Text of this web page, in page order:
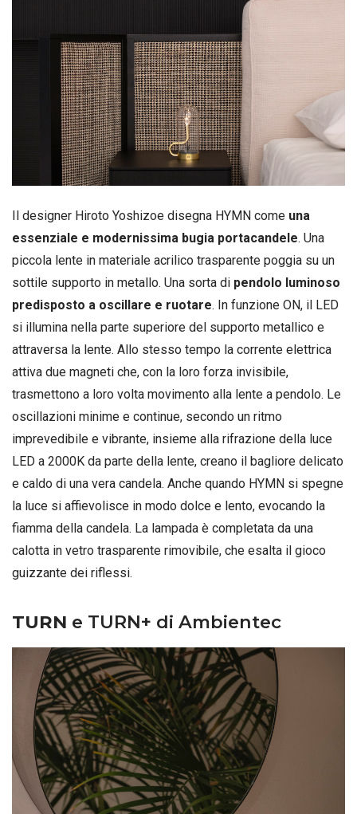
Il designer Hiroto Yoshizoe disegna HYMN come una
essenziale e modernissima bugia portacandele. Una
piccola lente in materiale acrilico trasparente poggia su un
sottile supporto in metallo. Una sorta di pendolo luminoso
predisposto a oscillare e ruotare. In funzione ON, il LED
si illumina nella parte superiore del supporto metallico e
attraversa la lente. Allo stesso tempo la corrente elettrica
attiva due magneti che, con la loro forza invisibile,
trasmettono a loro volta movimento alla lente a pendolo. Le
oscillazioni minime e continue, secondo un ritmo
imprevedibile e vibrante, insieme alla rifrazione della luce
LED a 2000K da parte della lente, creano il bagliore delicato
e caldo di una vera candela. Anche quando HYMN si spegne
la luce si affievolisce in modo dolce e lento, evocando la
fiamma della candela. La lampada è completata da una
calotta in vetro trasparente rimovibile, che esalta il gioco
guizzante dei riflessi.
TURN e TURN+ di Ambientec